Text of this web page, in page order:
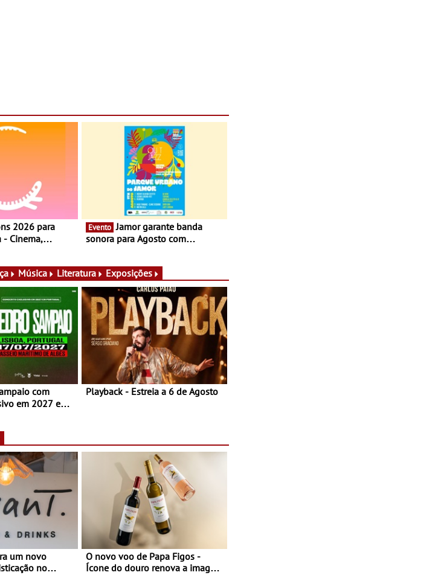
- Cinema,
Evento Jamor garante banda
sonora para Agosto com
domingos, a primeira sexta-feira
do mês recebe o festival em Paço
de Arcos
Música Literatura Exposições
em 2027 em
Playback - Estreia a 6 de Agosto
um novo
no
O novo voo de Papa Figos -
Ícone do douro renova a imagem